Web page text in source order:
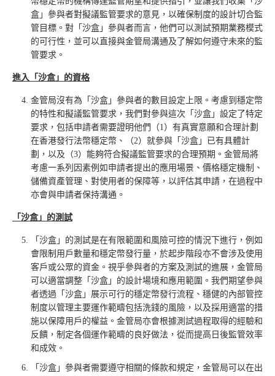
盒」參與者對擬議監管要求的意見，以確保制度的設計切合監
管目標。對「沙盒」參與者而言，他們可以測試預期業務模式
的可行性，並可以直接與金管局溝通及了解如何遵守未來的監
管要求。
進入「沙盒」的資格
金管局沒有為「沙盒」參與者的數目設定上限。考慮到穩定幣
的特性和擬議監管要求，我們對參與這次「沙盒」設定了特定
要求，包括申請者需要證明他們（1）有真實意願和合理計劃
在香港發行法幣穩定幣、（2）就參與「沙盒」已有具體計
劃，以及（3）能夠符合擬議監管要求的合理預期。金管局將
考慮一系列因素例如申請者提出的應用場景、價格穩定機制、
儲備資產管理、對使用者的保障等，以評估其申請，在過程中
亦會與申請者保持溝通。
「沙盒」的測試
「沙盒」的測試是在有限範圍和風險可控的情況下進行，例如
會限制用戶數量和穩定幣發行量，於起步階段亦不會涉及使用
客戶或公眾的資金。視乎參與者的方案及測試的進展，金管局
可以適當調整「沙盒」的設計場境和應用範圍。我們期望參與
者透過「沙盒」展示可行的穩定幣發行流程、穩健的內部管控
制度以管理主要運作範疇包括洗錢的風險，以及採用適當的措
施以保障用戶的權益。金管局亦會根據測試過程取得的經驗和
反饋，制定各個運作範疇的良好做法，從而提高日後監管效率
和成效。
「沙盒」參與者需要遵守相關的條款和規定，金管局可以在出